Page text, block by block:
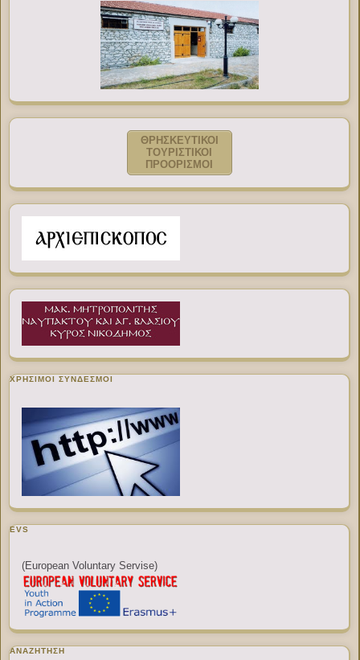
ΘΡΗΣΚΕΥΤΙΚΟΙ
ΤΟΥΡΙΣΤΙΚΟΙ
ΠΡΟΟΡΙΣΜΟΙ
ΧΡΉΣΙΜΟΙ ΣΎΝΔΕΣΜΟΙ
EVS
(European Voluntary Servise)
ΑΝΑΖΉΤΗΣΗ